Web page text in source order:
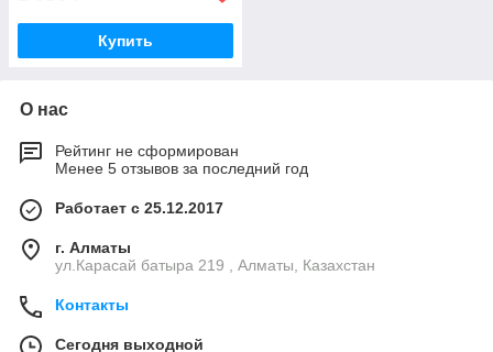
Купить
О нас
Рейтинг не сформирован
Менее 5 отзывов за последний год
Работает с 25.12.2017
г. Алматы
ул.Карасай батыра 219 , Алматы, Казахстан
Контакты
Сегодня выходной